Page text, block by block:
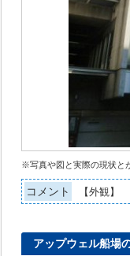
※写真や図と実際の現状と
コメント 【外観】
アップウェル船場